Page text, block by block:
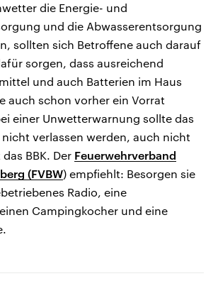
die Energie- und
und die Abwasserentsorgung
sollten sich Betroffene auch darauf
sorgen, dass ausreichend
und auch Batterien im Haus
auch schon vorher ein Vorrat
einer Unwetterwarnung sollte das
verlassen werden, auch nicht
BBK. Der Feuerwehrverband
(FVBW) empfiehlt: Besorgen sie
Radio, eine
Campingkocher und eine